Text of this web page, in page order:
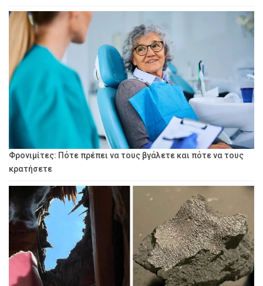
Φρονιμίτες: Πότε πρέπει να τους βγάλετε και πότε να τους
κρατήσετε